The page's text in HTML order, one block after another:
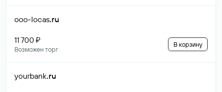
ooo-locas.ru
11 700 ₽
Возможен торг
В корзину
yourbank.ru